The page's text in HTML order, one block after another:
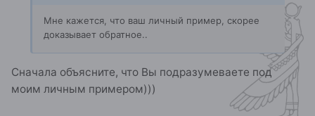
Мне кажется, что ваш личный пример, скорее
доказывает обратное..
Сначала объясните, что Вы подразумеваете под
моим личным примером)))